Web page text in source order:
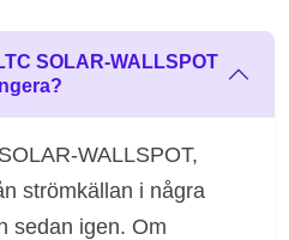
SOLAR-WALLSPOT
WALLSPOT,
strömkällan i några
sedan igen. Om